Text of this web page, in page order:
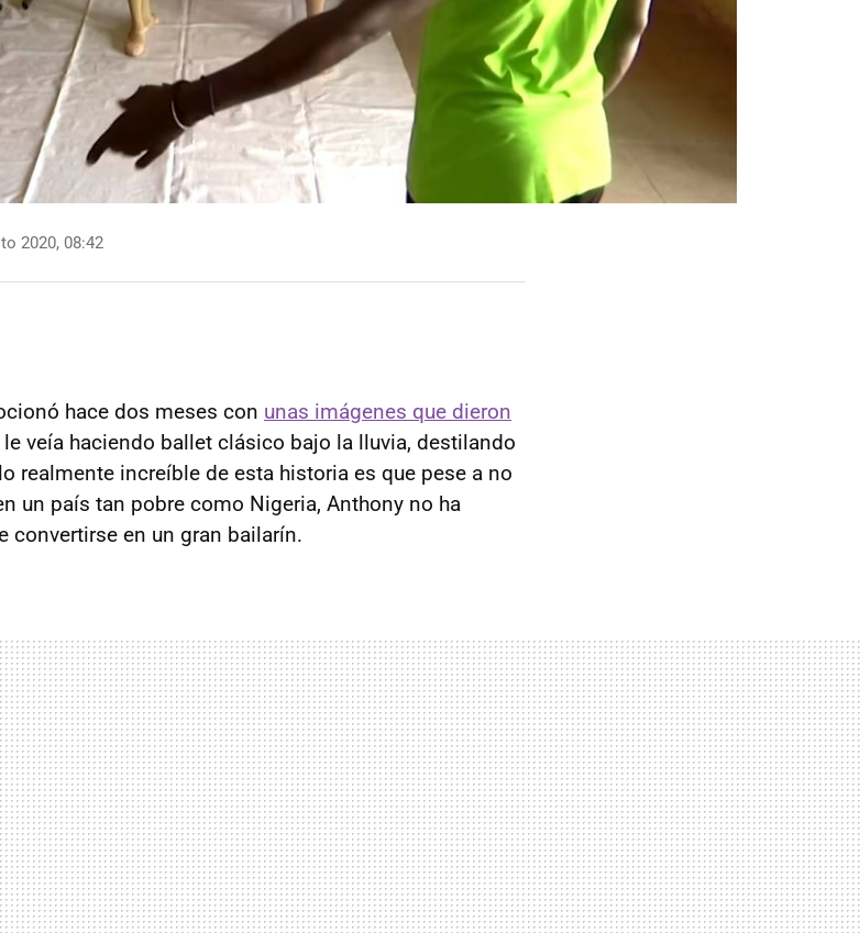
2020, 08:42
hace dos meses con unas imágenes que dieron
le veía haciendo ballet clásico bajo la lluvia, destilando
realmente increíble de esta historia es que pese a no
un país tan pobre como Nigeria, Anthony no ha
convertirse en un gran bailarín.